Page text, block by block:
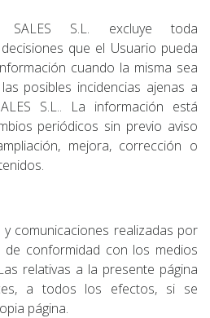
SALES S.L. excluye toda
que el Usuario pueda
cuando la misma sea
posibles incidencias ajenas a
S.L.. La información está
periódicos sin previo aviso
mejora, corrección o
comunicaciones realizadas por
de conformidad con los medios
relativas a la presente página
a todos los efectos, si se
página.